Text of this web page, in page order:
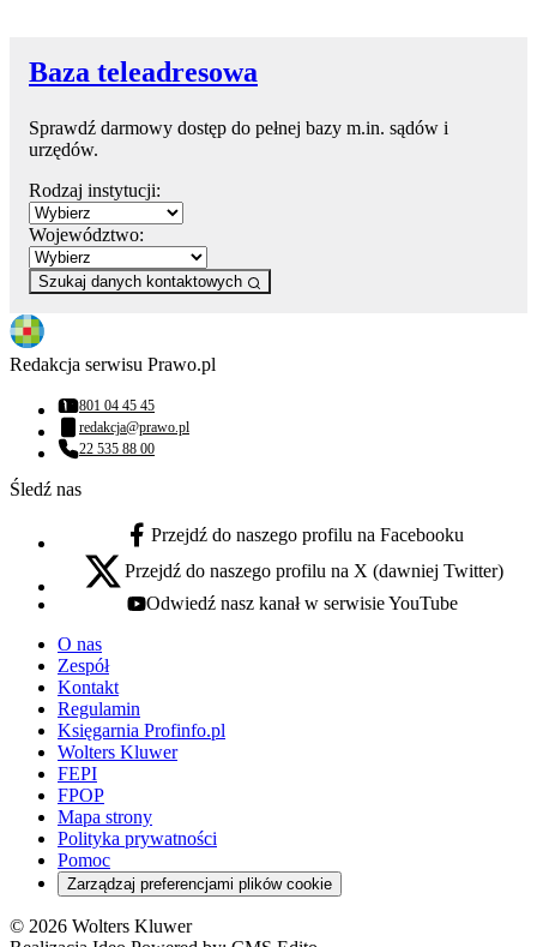
Baza teleadresowa
Sprawdź darmowy dostęp do pełnej bazy m.in. sądów i
urzędów.
Rodzaj instytucji:
Województwo:
Szukaj danych kontaktowych
Redakcja serwisu Prawo.pl
Numer telefonu:
801 04 45 45
Adres email:
redakcja@prawo.pl
Numer telefonu:
22 535 88 00
Śledź nas
facebook - otwiera się w nowej karcie
Przejdź do naszego profilu na Facebooku
x - otwiera się w nowej karcie
Przejdź do naszego profilu na X (dawniej Twitter)
youtube - otwiera się w nowej karcie
Odwiedź nasz kanał w serwisie YouTube
O nas
Zespół
Kontakt
Regulamin
Księgarnia Profinfo.pl
Wolters Kluwer
FEPI
FPOP
Mapa strony
Polityka prywatności
Pomoc
Zarządzaj preferencjami plików cookie
© 2026 Wolters Kluwer